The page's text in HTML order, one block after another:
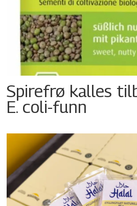
Spirefrø kalles
E. coli-funn